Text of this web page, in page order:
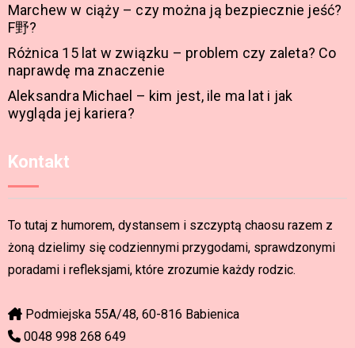
Marchew w ciąży – czy można ją bezpiecznie jeść?
F野?
Różnica 15 lat w związku – problem czy zaleta? Co
naprawdę ma znaczenie
Aleksandra Michael – kim jest, ile ma lat i jak
wygląda jej kariera?
Kontakt
To tutaj z humorem, dystansem i szczyptą chaosu razem z
żoną dzielimy się codziennymi przygodami, sprawdzonymi
poradami i refleksjami, które zrozumie każdy rodzic.
Podmiejska 55A/48, 60-816 Babienica
0048 998 268 649